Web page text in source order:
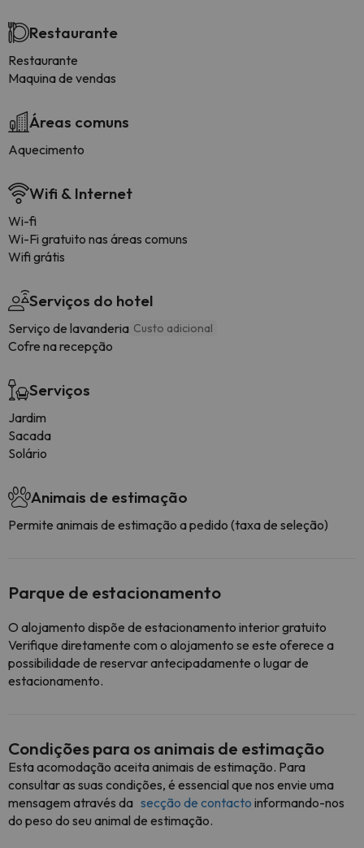
Restaurante
Restaurante
Maquina de vendas
Áreas comuns
Aquecimento
Wifi & Internet
Wi-fi
Wi-Fi gratuito nas áreas comuns
Wifi grátis
Serviços do hotel
Serviço de lavanderia Custo adicional
Cofre na recepção
Serviços
Jardim
Sacada
Solário
Animais de estimação
Permite animais de estimação a pedido (taxa de seleção)
Parque de estacionamento
O alojamento dispõe de estacionamento interior gratuito
Verifique diretamente com o alojamento se este oferece a
possibilidade de reservar antecipadamente o lugar de
estacionamento.
Condições para os animais de estimação
Esta acomodação aceita animais de estimação. Para
consultar as suas condições, é essencial que nos envie uma
mensagem através da secção de contacto informando-nos
do peso do seu animal de estimação.